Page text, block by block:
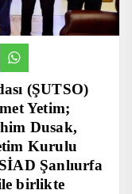
(ŞUTSO)
Yetim;
Dusak,
Kurulu
Şanlıurfa
birlikte